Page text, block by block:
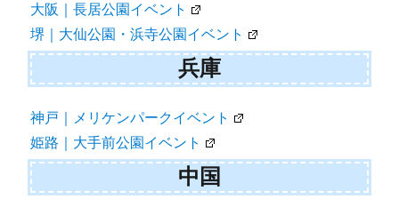
大阪｜長居公園イベント
堺｜大仙公園・浜寺公園イベント
兵庫
神戸｜メリケンパークイベント
姫路｜大手前公園イベント
中国